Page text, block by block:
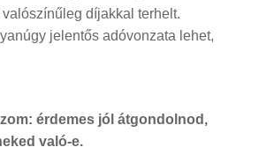
díjakkal terhelt.
jelentős adóvonzata lehet,
érdemes jól átgondolnod,
való-e.